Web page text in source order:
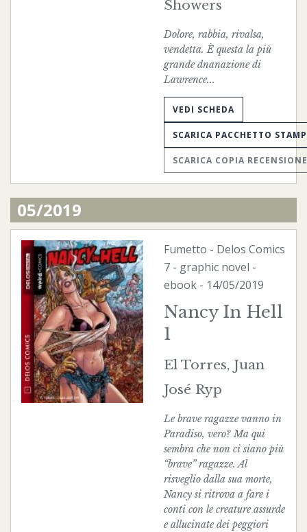
Showers
Dolore, rabbia, rivalsa,
vendetta. È questa la più
grande dnanazione di
Lawrence...
VEDI SCHEDA
SCARICA PACCHETTO
SCARICA COPIA RECENSIONE
05/2019
Fumetto - Delos Comics
7 - graphic novel -
ebook - 14/05/2019
Nancy In Hell
1
El Torres, Juan
José Ryp
Le brave ragazze vanno in
Paradiso, vero? Ma qui
sembra che non ci siano più
“brave” ragazze. Al
risveglio dalla sua morte,
Nancy si ritrova a fare i
conti con le creature assurde
e allucinate dei peggiori